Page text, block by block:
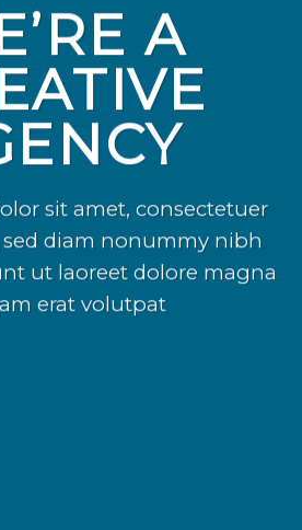
A
sit amet, consectetuer
diam nonummy nibh
ut laoreet dolore magna
erat volutpat